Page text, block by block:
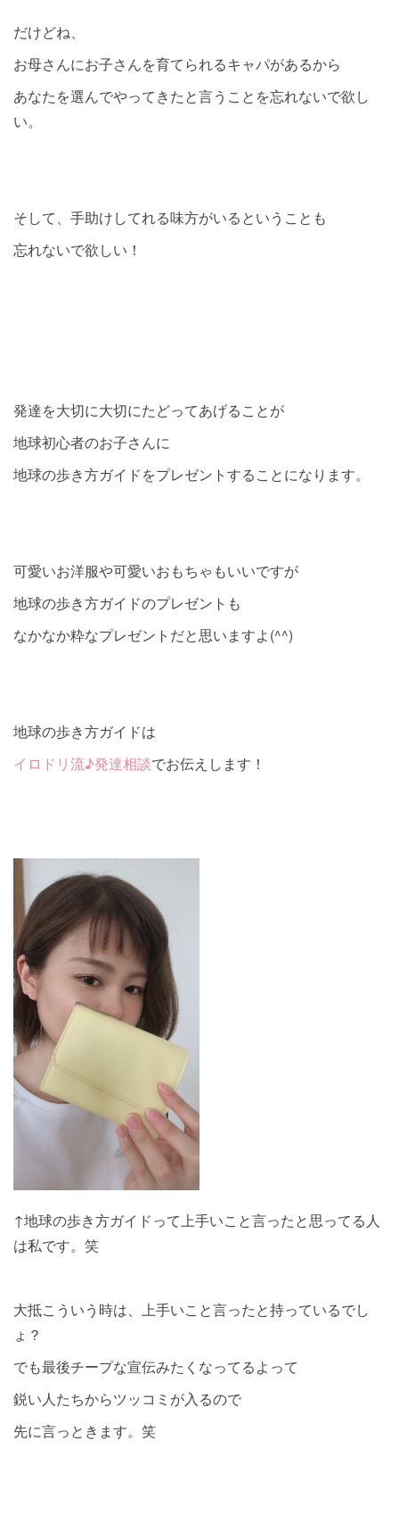
だけどね、
お母さんにお子さんを育てられるキャパがあるから
あなたを選んでやってきたと言うことを忘れないで欲し
い。
そして、手助けしてれる味方がいるということも
忘れないで欲しい！
発達を大切に大切にたどってあげることが
地球初心者のお子さんに
地球の歩き方ガイドをプレゼントすることになります。
可愛いお洋服や可愛いおもちゃもいいですが
地球の歩き方ガイドのプレゼントも
なかなか粋なプレゼントだと思いますよ(^^)
地球の歩き方ガイドは
イロドリ流♪発達相談でお伝えします！
↑地球の歩き方ガイドって上手いこと言ったと思ってる人
は私です。笑
大抵こういう時は、上手いこと言ったと持っているでし
ょ？
でも最後チープな宣伝みたくなってるよって
鋭い人たちからツッコミが入るので
先に言っときます。笑